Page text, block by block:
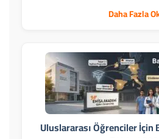
Daha Fazla
Uluslararası Öğrenciler İçin